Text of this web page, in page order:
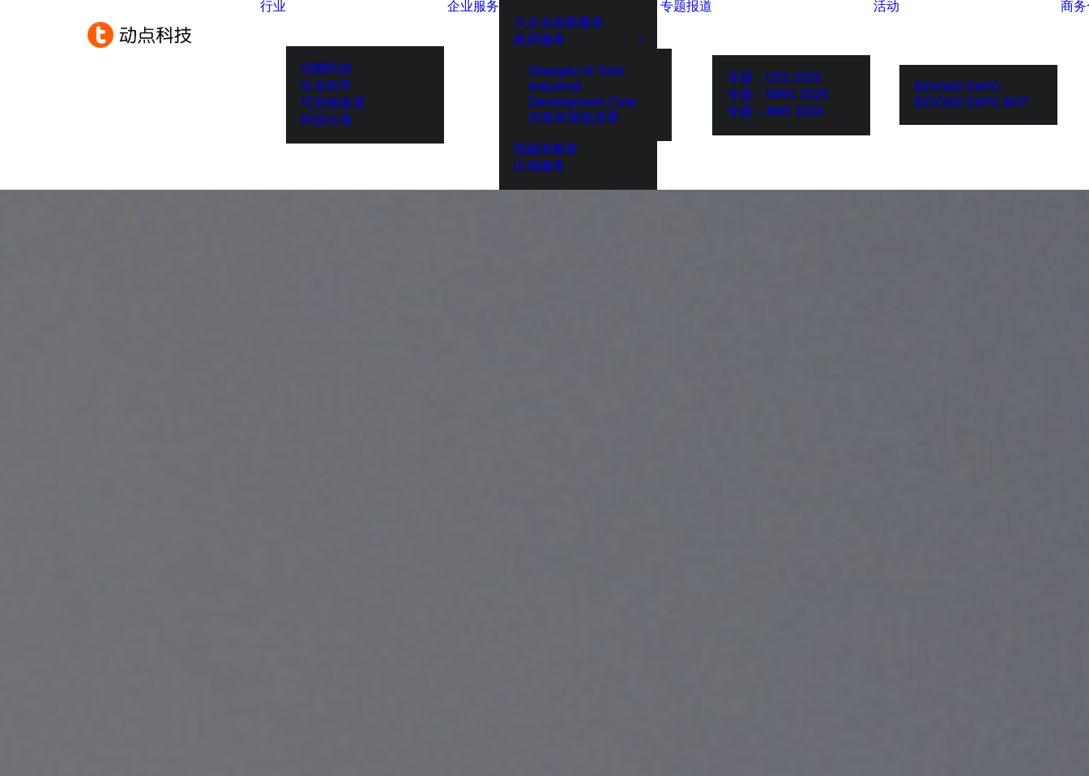
行业
消费科技
生命科学
可持续发展
科技出海
企业服务
大企业创新服务
政府服务
Chengdu Hi-Tech
Industrial
Development Zone
伦敦发展促进署
投融资服务
出海服务
专题报道
专题：CES 2026
专题：MWC 2026
专题：AWE 2026
活动
BEYOND EXPO
BEYOND EXPO APP
商